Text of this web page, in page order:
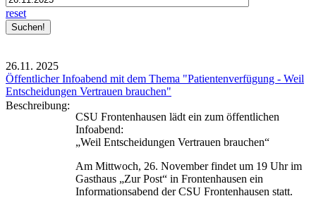
reset
26.11. 2025
Öffentlicher Infoabend mit dem Thema "Patientenverfügung - Weil
Entscheidungen Vertrauen brauchen"
Beschreibung:
CSU Frontenhausen lädt ein zum öffentlichen
Infoabend:
„Weil Entscheidungen Vertrauen brauchen“
Am Mittwoch, 26. November findet um 19 Uhr im
Gasthaus „Zur Post“ in Frontenhausen ein
Informationsabend der CSU Frontenhausen statt.